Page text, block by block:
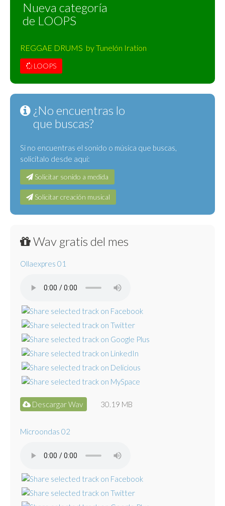
Nueva categoría
de LOOPS
REGGAE DRUMS by Tunelón Iration
LOOPS
¿No encuentras lo
que buscas?
Si no encuentras el sonido o música que buscas,
solicítalo desde aquí:
Solicitar sonido a medida
Solicitar creación musical
Wav gratis del mes
Ollaexpres 01
Descargar Wav 30.19 MB
Microondas 02